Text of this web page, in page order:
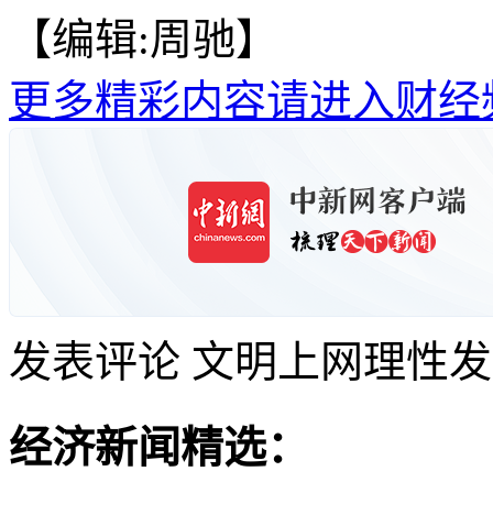
【编辑:周驰】
更多精彩内容请进入财经
发表评论 文明上网理性
经济新闻精选：